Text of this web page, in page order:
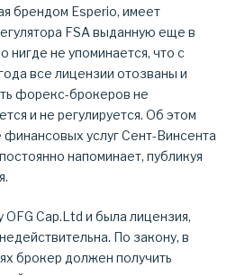
брендом Esperio, имеет
FSA выданную еще в
нигде не упоминается, что с
все лицензии отозваны и
форекс-брокеров не
и не регулируется. Об этом
финансовых услуг Сент-Винсента
напоминает, публикуя
OFG Cap.Ltd и была лицензия,
По закону, в
брокер должен получить